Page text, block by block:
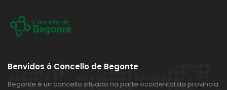
Benvidos ó Concello de Begonte
Begonte é un concello situado na parte occidental da provincia